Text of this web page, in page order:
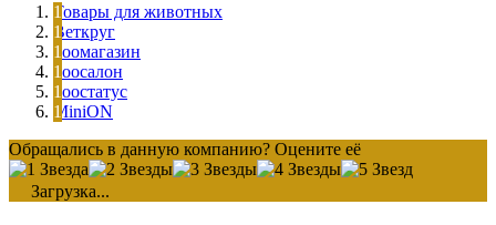
Товары для животных
Веткруг
Зоомагазин
Зоосалон
Зоостатус
MiniON
Обращались в данную компанию? Оцените её
Загрузка...